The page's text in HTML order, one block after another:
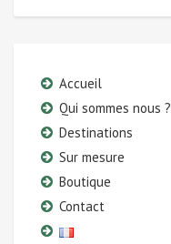
Accueil
Qui sommes nous ?
Destinations
Sur mesure
Boutique
Contact